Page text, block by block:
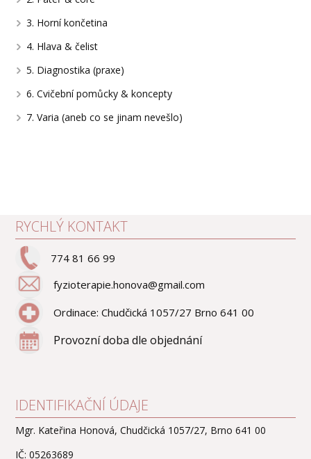
3. Horní končetina
4. Hlava & čelist
5. Diagnostika (praxe)
6. Cvičební pomůcky & koncepty
7. Varia (aneb co se jinam nevešlo)
RYCHLÝ KONTAKT
774 81 66 99
fyzioterapie.honova@gmail.com
Ordinace: Chudčická 1057/27 Brno 641 00
Provozní doba dle objednání
IDENTIFIKAČNÍ ÚDAJE
Mgr. Kateřina Honová, Chudčická 1057/27, Brno 641 00
IČ: 05263689